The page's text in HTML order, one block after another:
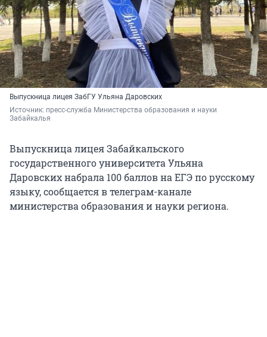
Выпускница лицея ЗабГУ Ульяна Даровских
Источник: пресс-служба Министерства образования и науки
Забайкалья
Выпускница лицея Забайкальского
государственного университета Ульяна
Даровских набрала 100 баллов на ЕГЭ по русскому
языку, сообщается в телеграм-канале
министерства образования и науки региона.